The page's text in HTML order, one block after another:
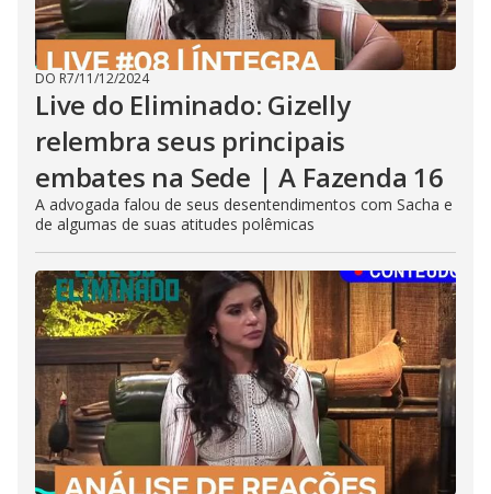
DO R7/11/12/2024
Live do Eliminado: Gizelly
relembra seus principais
embates na Sede | A Fazenda 16
A advogada falou de seus desentendimentos com Sacha e
de algumas de suas atitudes polêmicas